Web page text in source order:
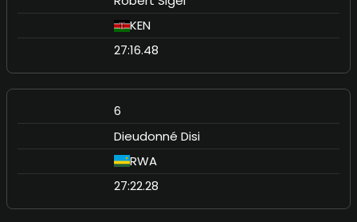
KEN
27:16.48
6
Dieudonné Disi
RWA
27:22.28